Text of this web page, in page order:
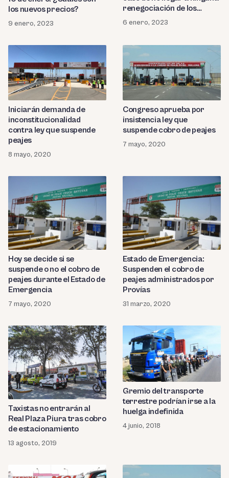
los nuevos precios?
9 enero, 2023
renegociación de los
peajes
6 enero, 2023
Iniciarán demanda de
inconstitucionalidad
contra ley que suspende
peajes
8 mayo, 2020
Congreso aprueba por
insistencia ley que
suspende cobro de peajes
7 mayo, 2020
Hoy se decide si se
suspende o no el cobro de
peajes durante el Estado de
Emergencia
7 mayo, 2020
Estado de Emergencia:
Suspenden el cobro de
peajes administrados por
Provías
31 marzo, 2020
Taxistas no entrarán al
Real Plaza Piura tras cobro
de estacionamiento
13 agosto, 2019
Gremio del transporte
terrestre podrían irse a la
huelga indefinida
4 junio, 2018